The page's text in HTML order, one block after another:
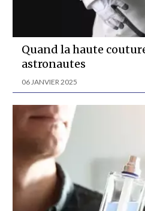
Quand la haute
astronautes
06 JANVIER 2025